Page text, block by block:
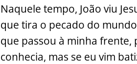
Naquele tempo, João viu
que tira o pecado do
que passou à minha frente,
conhecia, mas se eu vim